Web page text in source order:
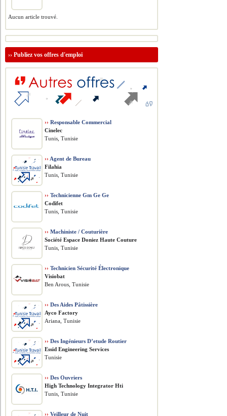
Aucun article trouvé.
››Publiez vos offres d'emploi
›› Responsable Commercial
Cinelec
Tunis, Tunisie
›› Agent de Bureau
Filahia
Tunis, Tunisie
›› Technicienne Gm Ge Ge
Codifet
Tunis, Tunisie
›› Machiniste / Couturière
Société Espace Doniez Haute Couture
Tunis, Tunisie
›› Technicien Sécurité Électronique
Visiobat
Ben Arous, Tunisie
›› Des Aides Pâtissière
Ayco Factory
Ariana, Tunisie
›› Des Ingénieurs D’etude Routier
Essid Engineering Services
Tunisie
›› Des Ouvriers
High Technology Integrator Hti
Tunis, Tunisie
›› Veilleur de Nuit